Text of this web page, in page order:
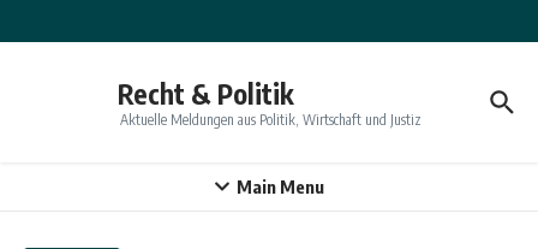
Recht & Politik
Aktuelle Meldungen aus Politik, Wirtschaft und Justiz
Main Menu